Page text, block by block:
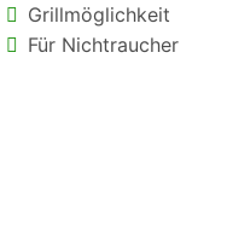
Grillmöglichkeit
Für Nichtraucher